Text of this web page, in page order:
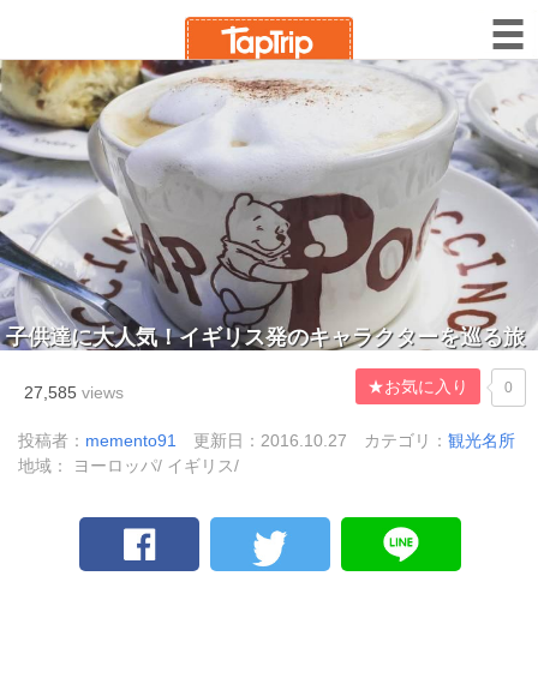
子供達に大人気！イギリス発のキャラクターを巡る旅
27,585 views ★お気に入り 0
投稿者： memento91 更新日：2016.10.27 カテゴリ： 観光名所
地域： ヨーロッパ/ イギリス/